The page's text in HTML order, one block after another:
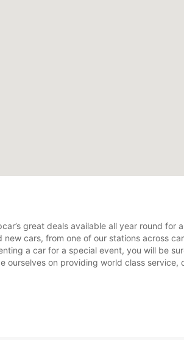
great deals available all year round
new cars, from one of our stations across
a car for a special event, you will be
ourselves on providing world class